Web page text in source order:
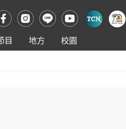
目 地方
校園